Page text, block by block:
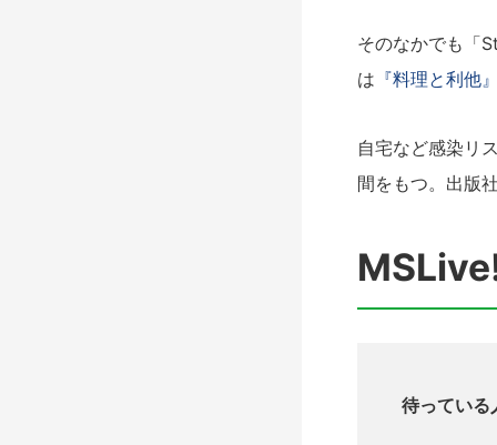
そのなかでも「
は 『料理と利他
自宅など感染リ
間をもつ。出版
待っている